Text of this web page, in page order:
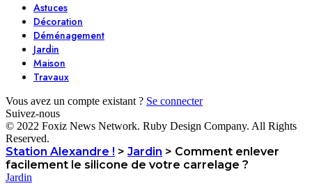
Astuces
Décoration
Déménagement
Jardin
Maison
Travaux
Vous avez un compte existant ? Se connecter
Suivez-nous
© 2022 Foxiz News Network. Ruby Design Company. All Rights
Reserved.
Station Alexandre ! > Jardin > Comment enlever
facilement le silicone de votre carrelage ?
Jardin